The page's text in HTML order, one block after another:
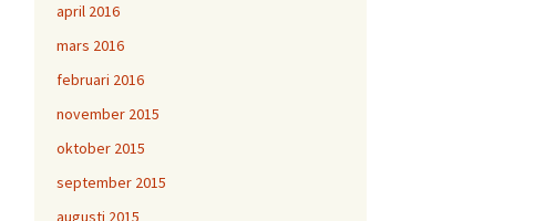
april 2016
mars 2016
februari 2016
november 2015
oktober 2015
september 2015
augusti 2015